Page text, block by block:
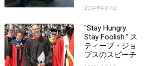
2004年4月7日
"Stay Hungry.
Stay Foolish." ス
ティーブ・ジョ
ブスのスピーチ